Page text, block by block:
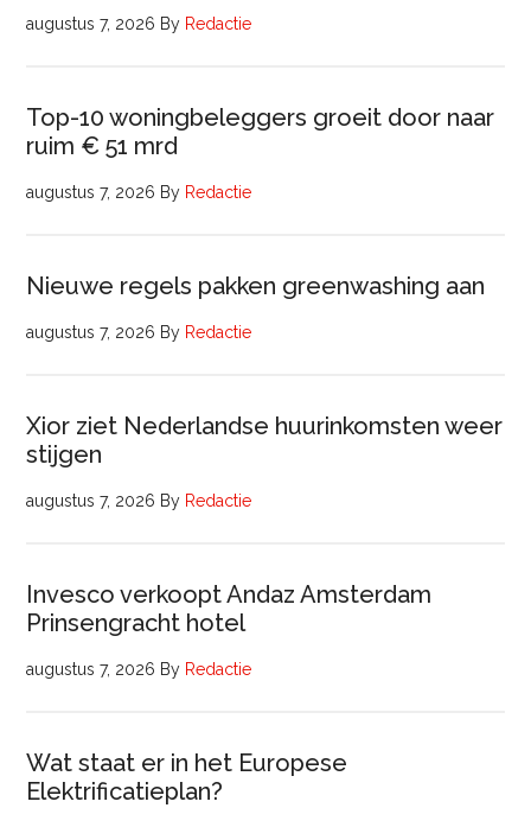
augustus 7, 2026 By Redactie
Top-10 woningbeleggers groeit door naar
ruim € 51 mrd
augustus 7, 2026 By Redactie
Nieuwe regels pakken greenwashing aan
augustus 7, 2026 By Redactie
Xior ziet Nederlandse huurinkomsten weer
stijgen
augustus 7, 2026 By Redactie
Invesco verkoopt Andaz Amsterdam
Prinsengracht hotel
augustus 7, 2026 By Redactie
Wat staat er in het Europese
Elektrificatieplan?